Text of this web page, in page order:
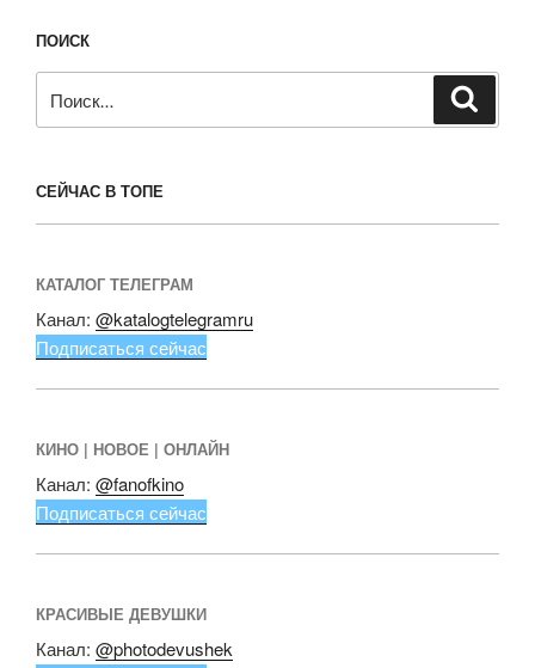
ПОИСК
СЕЙЧАС В ТОПЕ
КАТАЛОГ ТЕЛЕГРАМ
Канал: @katalogtelegramru
Подписаться сейчас
КИНО | НОВОЕ | ОНЛАЙН
Канал: @fanofkino
Подписаться сейчас
КРАСИВЫЕ ДЕВУШКИ
Канал: @photodevushek